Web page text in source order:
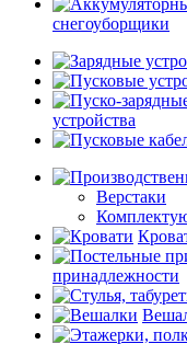
снегоуборщики
устройства
Верстаки
принадлежности